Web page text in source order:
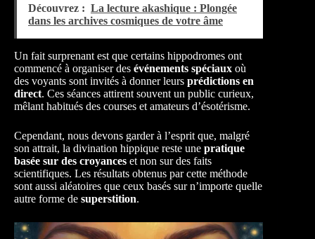
Découvrez : La lecture akashique : Plongée
dans les archives cosmiques de votre âme
Un fait surprenant est que certains hippodromes ont
commencé à organiser des événements spéciaux où
des voyants sont invités à donner leurs prédictions en
direct. Ces séances attirent souvent un public curieux,
mêlant habitués des courses et amateurs d’ésotérisme.
Cependant, nous devons garder à l’esprit que, malgré
son attrait, la divination hippique reste une pratique
basée sur des croyances et non sur des faits
scientifiques. Les résultats obtenus par cette méthode
sont aussi aléatoires que ceux basés sur n’importe quelle
autre forme de superstition.